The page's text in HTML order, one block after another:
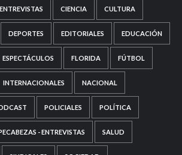
CIENCIA CULTURA
DEPORTES EDITORIALES EDUCACIÓN
ESPECTÁCULOS FLORIDA FÚTBOL
INTERNACIONALES NACIONAL
POLICIALES POLÍTICA
- ENTREVISTAS SALUD